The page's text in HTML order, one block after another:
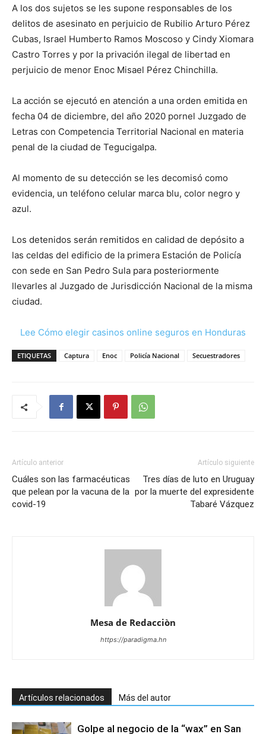
A los dos sujetos se les supone responsables de los
delitos de asesinato en perjuicio de Rubilio Arturo Pérez
Cubas, Israel Humberto Ramos Moscoso y Cindy Xiomara
Castro Torres y por la privación ilegal de libertad en
perjuicio de menor Enoc Misael Pérez Chinchilla.
La acción se ejecutó en atención a una orden emitida en
fecha 04 de diciembre, del año 2020 pornel Juzgado de
Letras con Competencia Territorial Nacional en materia
penal de la ciudad de Tegucigalpa.
Al momento de su detección se les decomisó como
evidencia, un teléfono celular marca blu, color negro y
azul.
Los detenidos serán remitidos en calidad de depósito a
las celdas del edificio de la primera Estación de Policía
con sede en San Pedro Sula para posteriormente
llevarles al Juzgado de Jurisdicción Nacional de la misma
ciudad.
Lee Cómo elegir casinos online seguros en Honduras
ETIQUETAS Captura Enoc Policía Nacional Secuestradores
Artículo anterior
Cuáles son las farmacéuticas
que pelean por la vacuna de la
covid-19
Artículo siguiente
Tres días de luto en Uruguay
por la muerte del expresidente
Tabaré Vázquez
Mesa de Redacciòn
https://paradigma.hn
Artículos relacionados Más del autor
Golpe al negocio de la “wax” en San